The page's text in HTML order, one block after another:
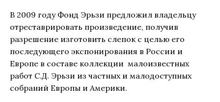
В 2009 году Фонд Эрьзи предложил владельцу
отреставрировать произведение, получив
разрешение изготовить слепок с целью его
последующего экспонирования в России и
Европе в составе коллекции малоизвестных
работ С.Д. Эрьзи из частных и малодоступных
собраний Европы и Америки.